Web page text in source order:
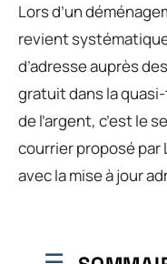
Lors d’un
revient
d’adresse auprès
gratuit dans la
de l’argent, c’est le
courrier proposé
avec la mise à jour